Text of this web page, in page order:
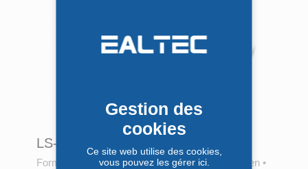
LS-37L
Format 3.5" INTEL Coffee Lake• INTEL 8th Gen •
vous a été adressé par email.
Merci de bien vouloir vérifier votre boite
mail.
Gestion des
cookies
Ce site web utilise des cookies,
vous pouvez les gérer ici.